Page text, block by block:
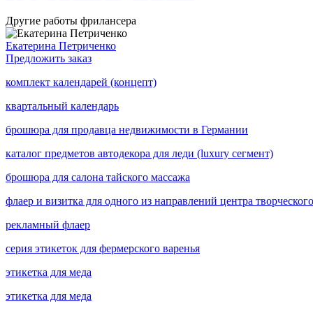
Другие работы фрилансера
Екатерина Петриченко
Предложить заказ
комплект календарей (концепт)
квартальный календарь
брошюра для продавца недвижимости в Германии
каталог предметов автодекора для леди (luxury сегмент)
брошюра для салона тайского массажа
флаер и визитка для одного из направлений центра
рекламный флаер
серия этикеток для фермерского варенья
этикетка для меда
этикетка для меда